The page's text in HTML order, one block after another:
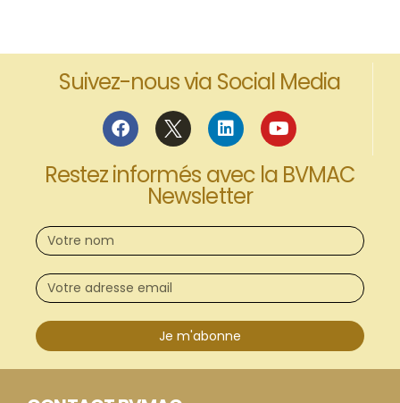
Suivez-nous via Social Media
Restez informés avec la BVMAC
Newsletter
Je m'abonne